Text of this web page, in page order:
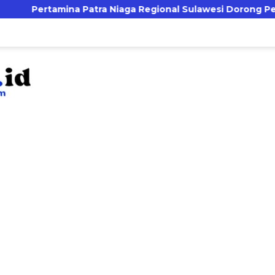
Niaga Regional Sulawesi Dorong Penggunaan Bright